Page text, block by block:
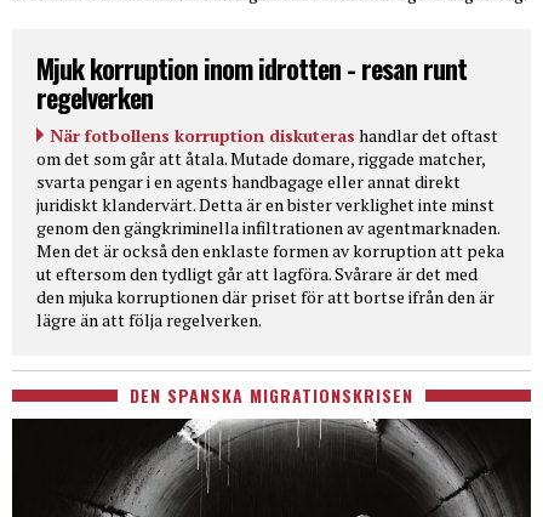
Mjuk korruption inom idrotten - resan runt
regelverken
När fotbollens korruption diskuteras handlar det oftast
om det som går att åtala. Mutade domare, riggade matcher,
svarta pengar i en agents handbagage eller annat direkt
juridiskt klandervärt. Detta är en bister verklighet inte minst
genom den gängkriminella infiltrationen av agentmarknaden.
Men det är också den enklaste formen av korruption att peka
ut eftersom den tydligt går att lagföra. Svårare är det med
den mjuka korruptionen där priset för att bortse ifrån den är
lägre än att följa regelverken.
DEN SPANSKA MIGRATIONSKRISEN